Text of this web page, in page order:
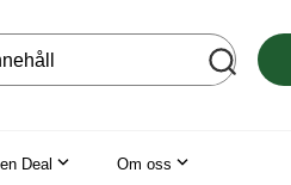
Deal Om oss